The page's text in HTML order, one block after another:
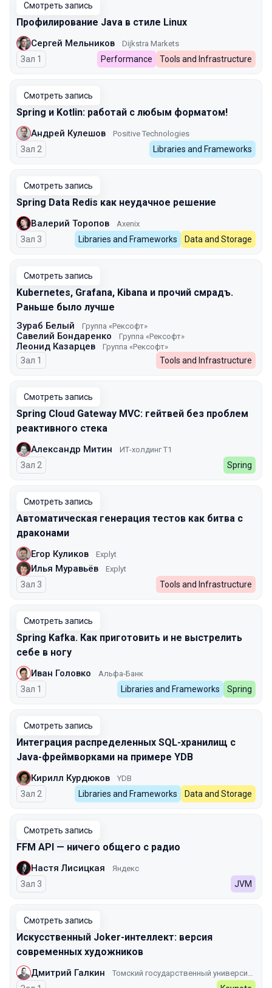
Смотреть запись
Профилирование Java в стиле Linux
Сергей Мельников Dijkstra Markets
Зал 1 Performance Tools and Infrastructure
Смотреть запись
Spring и Kotlin: работай с любым форматом!
Андрей Кулешов Positive Technologies
Зал 2 Libraries and Frameworks
Смотреть запись
Spring Data Redis как неудачное решение
Валерий Торопов Axenix
Зал 3 Libraries and Frameworks Data and Storage
Смотреть запись
Kubernetes, Grafana, Kibana и прочий смрадъ.
Раньше было лучше
Зураб Белый Группа «Рексофт»
Савелий Бондаренко Группа «Рексофт»
Леонид Казарцев Группа «Рексофт»
Зал 1 Tools and Infrastructure
Смотреть запись
Spring Cloud Gateway MVC: гейтвей без проблем
реактивного стека
Александр Митин ИТ-холдинг Т1
Зал 2 Spring
Смотреть запись
Автоматическая генерация тестов как битва с
драконами
Егор Куликов Explyt
Илья Муравьёв Explyt
Зал 3 Tools and Infrastructure
Смотреть запись
Spring Kafka. Как приготовить и не выстрелить
себе в ногу
Иван Головко Альфа-Банк
Зал 1 Libraries and Frameworks Spring
Смотреть запись
Интеграция распределенных SQL-хранилищ с
Java-фреймворками на примере YDB
Кирилл Курдюков YDB
Зал 2 Libraries and Frameworks Data and Storage
Смотреть запись
FFM API — ничего общего с радио
Настя Лисицкая Яндекс
Зал 3 JVM
Смотреть запись
Искусственный Joker-интеллект: версия
современных художников
Дмитрий Галкин